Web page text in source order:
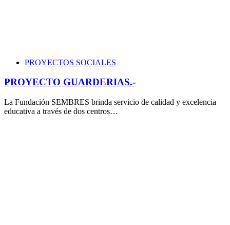
PROYECTOS SOCIALES
PROYECTO GUARDERIAS.-
La Fundación SEMBRES brinda servicio de calidad y excelencia
educativa a través de dos centros…